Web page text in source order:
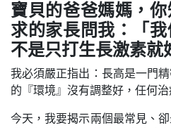
寶貝的爸爸媽媽，
求的家長問我：「
不是只打生長激素就
我必須嚴正指出：長高是一門
的『環境』沒有調整好，任何
今天，我要揭示兩個最常見、